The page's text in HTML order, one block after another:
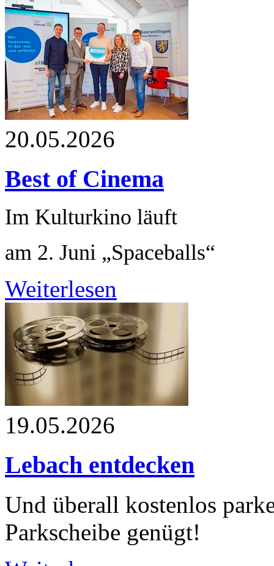
20.05.2026
Best of Cinema
Im Kulturkino läuft
am 2. Juni „Spaceballs“
Weiterlesen
19.05.2026
Lebach entdecken
Und überall kostenlos
Parkscheibe genügt!